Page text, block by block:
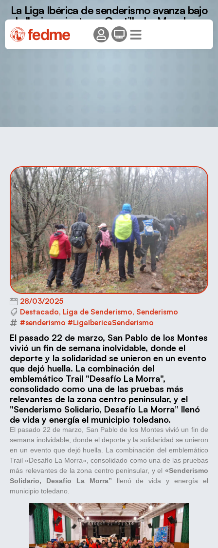
La Liga Ibérica de senderismo avanza bajo
la lluvia y viento en Castilla-La Mancha y
Galicia.
28/03/2025
Destacado, Liga de Senderismo, Senderismo
#senderismo #LigaIbericaSenderismo
El pasado 22 de marzo, San Pablo de los Montes
vivió un fin de semana inolvidable, donde el
deporte y la solidaridad se unieron en un evento
que dejó huella. La combinación del
emblemático Trail "Desafío La Morra",
consolidado como una de las pruebas más
relevantes de la zona centro peninsular, y el
"Senderismo Solidario, Desafío La Morra” llenó
de vida y energía el municipio toledano.
El pasado 22 de marzo, San Pablo de los Montes vivió un fin de
semana inolvidable, donde el deporte y la solidaridad se unieron
en un evento que dejó huella. La combinación del emblemático
Trail «Desafío La Morra», consolidado como una de las pruebas
más relevantes de la zona centro peninsular, y el «Senderismo
Solidario, Desafío La Morra” llenó de vida y energía el
municipio toledano.